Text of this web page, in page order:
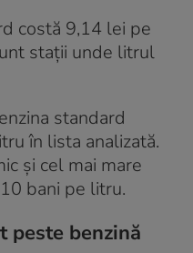
costă 9,14 lei pe
stații unde litrul
standard
în lista analizată.
și cel mai mare
bani pe litru.
peste benzină